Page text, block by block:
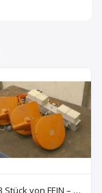
Balancer 3 Stück von FEIN – 1-3 kg Traglast